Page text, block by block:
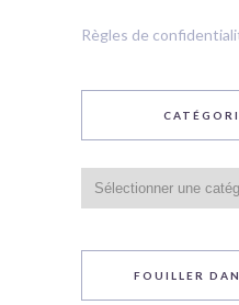
Règles de
du
blog
FOUILLER